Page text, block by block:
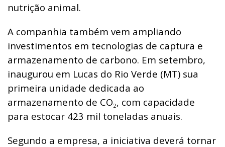
nutrição animal.
A companhia também vem ampliando
investimentos em tecnologias de captura e
armazenamento de carbono. Em setembro,
inaugurou em Lucas do Rio Verde (MT) sua
primeira unidade dedicada ao
armazenamento de CO₂, com capacidade
para estocar 423 mil toneladas anuais.
Segundo a empresa, a iniciativa deverá tornar